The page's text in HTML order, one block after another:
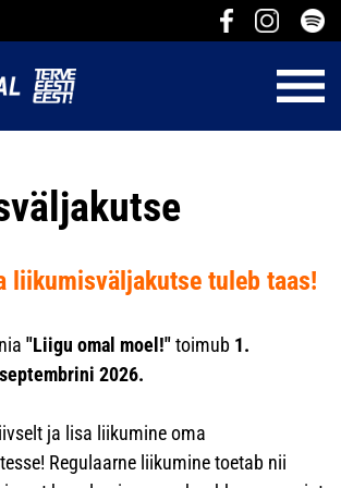
liikumisväljakutse tuleb taas!
"Liigu omal moel!"toimub 1.
2026.
ja lisa liikumine oma
Regulaarne liikumine toetab nii